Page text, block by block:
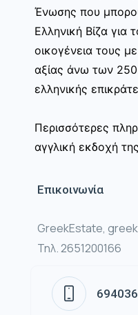
Ένωσης που
Ελληνική Βίζα για
οικογένεια τους
αξίας άνω των
ελληνικής
Περισσότερες
αγγλική εκδοχή
Επικοινωνία
GreekEstate,
Τηλ. 2651200166